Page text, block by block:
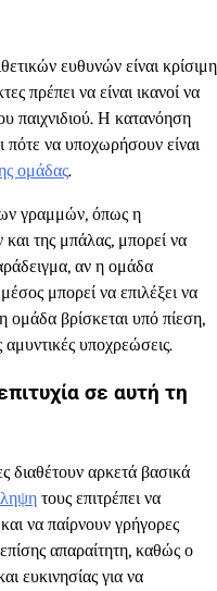
ευθυνών είναι κρίσιμη
πρέπει να είναι ικανοί να
παιχνιδιού. Η κατανόηση
να υποχωρήσουν είναι
ομάδας.
γραμμών, όπως η
της μπάλας, μπορεί να
αν η ομάδα
μπορεί να επιλέξει να
ομάδα βρίσκεται υπό πίεση,
υποχρεώσεις.
σε αυτή τη
διαθέτουν αρκετά βασικά
τους επιτρέπει να
να παίρνουν γρήγορες
απαραίτητη, καθώς ο
ευκινησίας για να